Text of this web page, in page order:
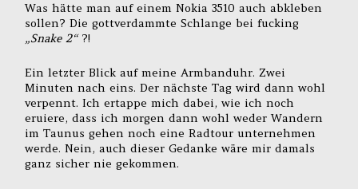
Was hätte man auf einem Nokia 3510 auch abkleben
sollen? Die gottverdammte Schlange bei fucking
„Snake 2“?!
Ein letzter Blick auf meine Armbanduhr. Zwei
Minuten nach eins. Der nächste Tag wird dann wohl
verpennt. Ich ertappe mich dabei, wie ich noch
eruiere, dass ich morgen dann wohl weder Wandern
im Taunus gehen noch eine Radtour unternehmen
werde. Nein, auch dieser Gedanke wäre mir damals
ganz sicher nie gekommen.